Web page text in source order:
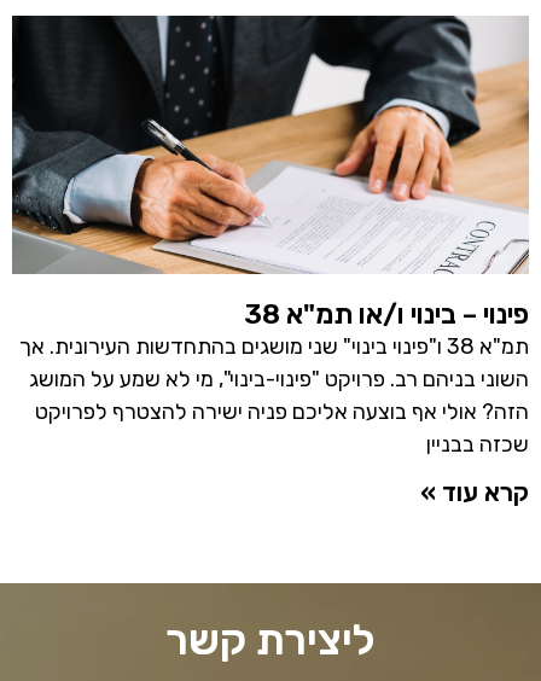
פינוי – בינוי ו/או תמ"א 38
תמ"א 38 ו"פינוי בינוי" שני מושגים בהתחדשות העירונית. אך
השוני בניהם רב. פרויקט "פינוי-בינוי", מי לא שמע על המושג
הזה? אולי אף בוצעה אליכם פניה ישירה להצטרף לפרויקט
שכזה בבניין
קרא עוד »
ליצירת קשר